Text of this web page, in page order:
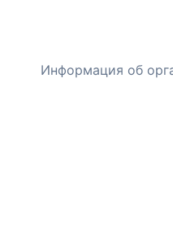
Информация об